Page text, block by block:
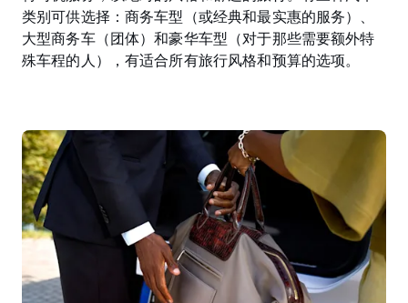
类别可供选择：商务车型（或经典和最实惠的服务）、
大型商务车（团体）和豪华车型（对于那些需要额外特
殊车程的人），有适合所有旅行风格和预算的选项。